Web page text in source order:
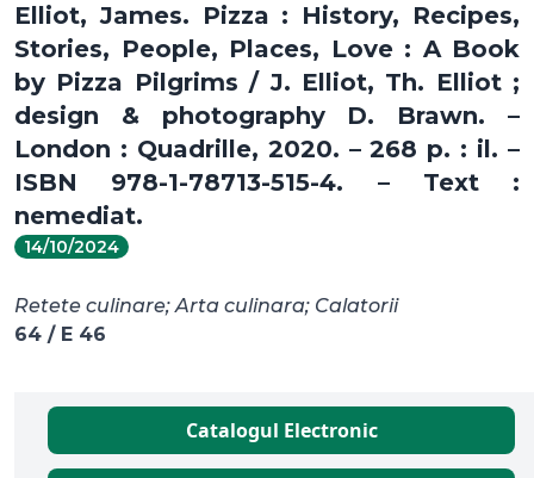
Elliot, James. Pizza : History, Recipes,
Stories, People, Places, Love : A Book
by Pizza Pilgrims / J. Elliot, Th. Elliot ;
design & photography D. Brawn. –
London : Quadrille, 2020. – 268 p. : il. –
ISBN 978-1-78713-515-4. – Text :
nemediat.
14/10/2024
Retete culinare; Arta culinara; Calatorii
64 / E 46
Catalogul Electronic